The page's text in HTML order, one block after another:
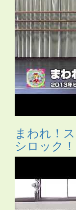
まわれ！
シロック！